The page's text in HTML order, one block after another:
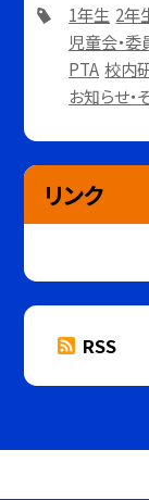
1年生 2年
児童会・委
PTA 校内
お知らせ・
リンク
RSS